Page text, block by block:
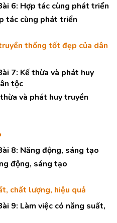
6: Hợp tác cùng phát triển
tác cùng phát triển
thống tốt đẹp của dân
7: Kế thừa và phát huy
tộc
và phát huy truyền
8: Năng động, sáng tạo
động, sáng tạo
chất lượng, hiệu quả
9: Làm việc có năng suất,